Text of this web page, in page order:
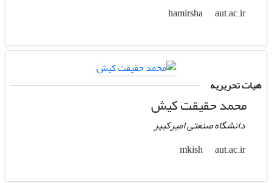
hamirsha
aut.ac.ir
هیات تحریریه
محمد حقیقت کیش
دانشگاه صنعتی امیرکبیر
mkish
aut.ac.ir